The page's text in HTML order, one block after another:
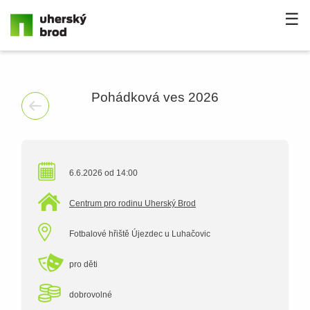
☰
Pohádková ves 2026
6.6.2026 od 14:00
Centrum pro rodinu Uherský Brod
Fotbalové hřiště Újezdec u Luhačovic
pro děti
dobrovolné